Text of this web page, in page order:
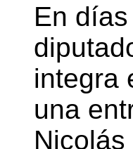
En
integra
una